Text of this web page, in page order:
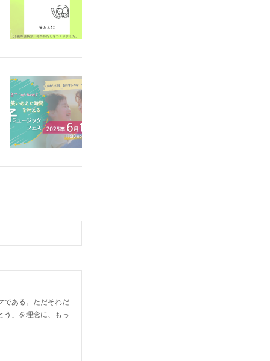
である。ただそれだ
う」を理念に、もっ